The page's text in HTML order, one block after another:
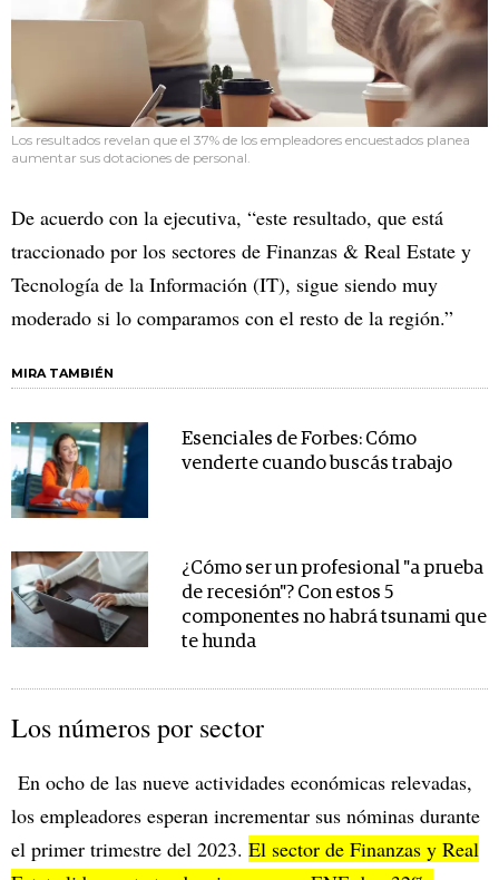
Los resultados revelan que el 37% de los empleadores encuestados planea
aumentar sus dotaciones de personal.
De acuerdo con la ejecutiva, “este resultado, que está
traccionado por los sectores de Finanzas & Real Estate y
Tecnología de la Información (IT), sigue siendo muy
moderado si lo comparamos con el resto de la región.”
MIRA TAMBIÉN
Esenciales de Forbes: Cómo
venderte cuando buscás trabajo
¿Cómo ser un profesional "a prueba
de recesión"? Con estos 5
componentes no habrá tsunami que
te hunda
Los números por sector
En ocho de las nueve actividades económicas relevadas,
los empleadores esperan incrementar sus nóminas durante
el primer trimestre del 2023. El sector de Finanzas y Real